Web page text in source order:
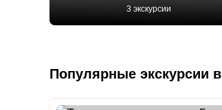
3 экскурсии
Популярные экскурсии в